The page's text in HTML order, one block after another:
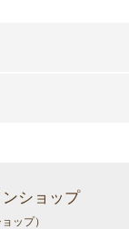
ショップ
ップ）